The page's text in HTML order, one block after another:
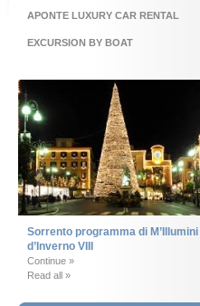
APONTE LUXURY CAR RENTAL
EXCURSION BY BOAT
Sorrento programma di M’Illumini
d’Inverno VIII
Continue »
Read all »